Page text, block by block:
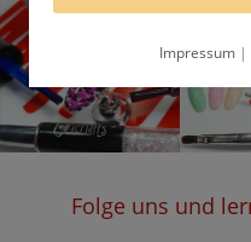
Folge uns und
Impressum |